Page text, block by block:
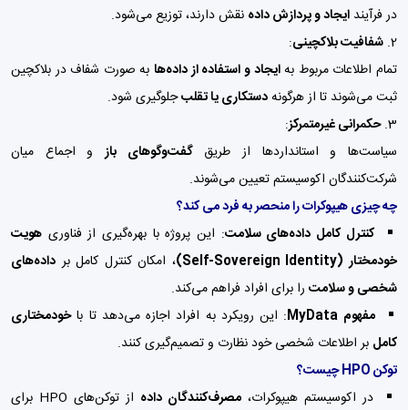
در فرآیند ایجاد و پردازش داده نقش دارند، توزیع می‌شود.
شفافیت بلاکچینی:
تمام اطلاعات مربوط بهایجاد و استفاده از داده‌هابه صورت شفاف در بلاکچین
ثبت می‌شوند تا از هرگونهدستکاری یا تقلبجلوگیری شود.
حکمرانی غیرمتمرکز:
سیاست‌ها و استانداردها از طریقگفت‌وگوهای بازو اجماع میان
شرکت‌کنندگان اکوسیستم تعیین می‌شوند.
چه چیزی هیپوکرات را منحصر به فرد می کند؟
کنترل کامل داده‌های سلامت: این پروژه با بهره‌گیری از فناوری هویت
خودمختار (Self-Sovereign Identity)
، امکان کنترل کامل بر داده‌های
شخصی و سلامت را برای افراد فراهم می‌کند.
مفهوم MyData
: این رویکرد به افراد اجازه می‌دهد تا باخودمختاری
کامل بر اطلاعات شخصی خود نظارت و تصمیم‌گیری کنند.
توکن HPO چیست؟
در اکوسیستم هیپوکرات، مصرف‌کنندگان داده
از توکن‌های HPO برای